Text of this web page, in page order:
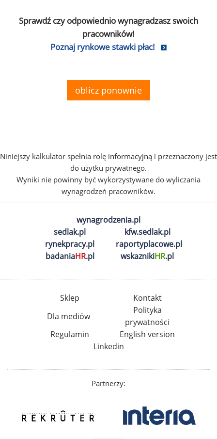
Sprawdź czy odpowiednio wynagradzasz swoich
pracowników!
Poznaj rynkowe stawki płac!
oblicz ponownie
Niniejszy kalkulator spełnia rolę informacyjną i przeznaczony jest
do użytku prywatnego.
Wyniki nie powinny być wykorzystywane do wyliczania
wynagrodzeń pracowników.
wynagrodzenia.pl
sedlak.pl
kfw.sedlak.pl
rynekpracy.pl
raportyplacowe.pl
badaniaHR.pl wskaznikiHR.pl
Sklep
Kontakt
Dla mediów
Polityka
prywatności
Regulamin
English version
Linkedin
Partnerzy: